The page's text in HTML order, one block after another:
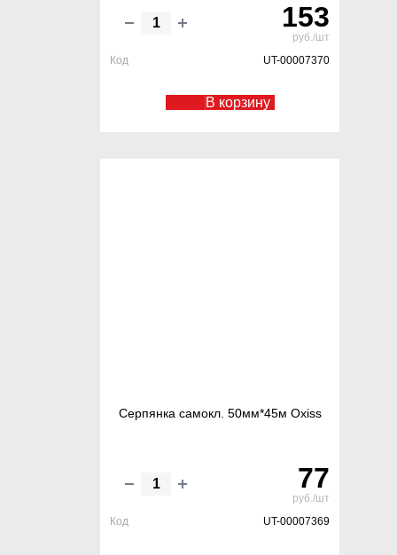
153
руб./шт
Код
UT-00007370
В корзину
Серпянка самокл. 50мм*45м Oxiss
77
руб./шт
Код
UT-00007369